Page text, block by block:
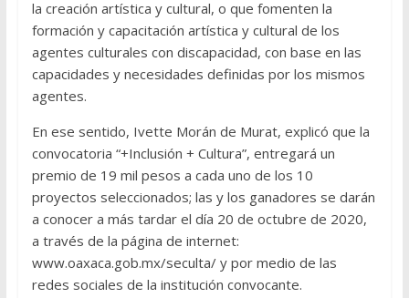
la creación artística y cultural, o que fomenten la
formación y capacitación artística y cultural de los
agentes culturales con discapacidad, con base en las
capacidades y necesidades definidas por los mismos
agentes.
En ese sentido, Ivette Morán de Murat, explicó que la
convocatoria “+Inclusión + Cultura”, entregará un
premio de 19 mil pesos a cada uno de los 10
proyectos seleccionados; las y los ganadores se darán
a conocer a más tardar el día 20 de octubre de 2020,
a través de la página de internet:
www.oaxaca.gob.mx/seculta/ y por medio de las
redes sociales de la institución convocante.